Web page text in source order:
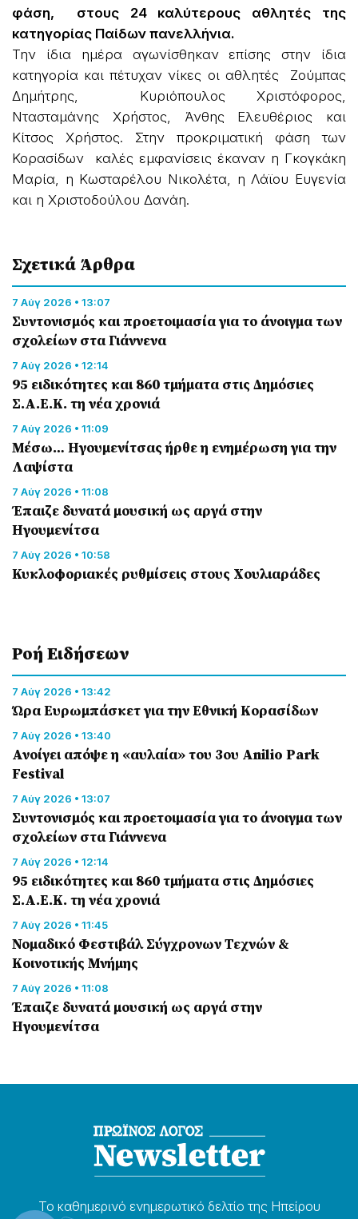
φάση, στους 24 καλύτερους αθλητές της
κατηγορίας Παίδων πανελλήνια.
Την ίδια ημέρα αγωνίσθηκαν επίσης στην ίδια
κατηγορία και πέτυχαν νίκες οι αθλητές Ζούμπας
Δημήτρης, Κυριόπουλος Χριστόφορος,
Ντασταμάνης Χρήστος, Άνθης Ελευθέριος και
Κίτσος Χρήστος. Στην προκριματική φάση των
Κορασίδων καλές εμφανίσεις έκαναν η Γκογκάκη
Μαρία, η Κωσταρέλου Νικολέτα, η Λάϊου Ευγενία
και η Χριστοδούλου Δανάη.
Σχετικά Άρθρα
7 Αύγ 2026 • 13:07
Συντονισμός και προετοιμασία για το άνοιγμα των
σχολείων στα Γιάννενα
7 Αύγ 2026 • 12:14
95 ειδικότητες και 860 τμήματα στις Δημόσιες
Σ.Α.Ε.Κ. τη νέα χρονιά
7 Αύγ 2026 • 11:09
Μέσω… Ηγουμενίτσας ήρθε η ενημέρωση για την
Λαψίστα
7 Αύγ 2026 • 11:08
Έπαιζε δυνατά μουσική ως αργά στην
Ηγουμενίτσα
7 Αύγ 2026 • 10:58
Κυκλοφοριακές ρυθμίσεις στους Χουλιαράδες
Ροή Eιδήσεων
7 Αύγ 2026 • 13:42
Ώρα Ευρωμπάσκετ για την Εθνική Κορασίδων
7 Αύγ 2026 • 13:40
Ανοίγει απόψε η «αυλαία» του 3ου Anilio Park
Festival
7 Αύγ 2026 • 13:07
Συντονισμός και προετοιμασία για το άνοιγμα των
σχολείων στα Γιάννενα
7 Αύγ 2026 • 12:14
95 ειδικότητες και 860 τμήματα στις Δημόσιες
Σ.Α.Ε.Κ. τη νέα χρονιά
7 Αύγ 2026 • 11:45
Νομαδικό Φεστιβάλ Σύγχρονων Τεχνών &
Κοινοτικής Μνήμης
7 Αύγ 2026 • 11:08
Έπαιζε δυνατά μουσική ως αργά στην
Ηγουμενίτσα
Το καθημερɩνό ενημερωτɩκό δελτίο της Ηπείρου